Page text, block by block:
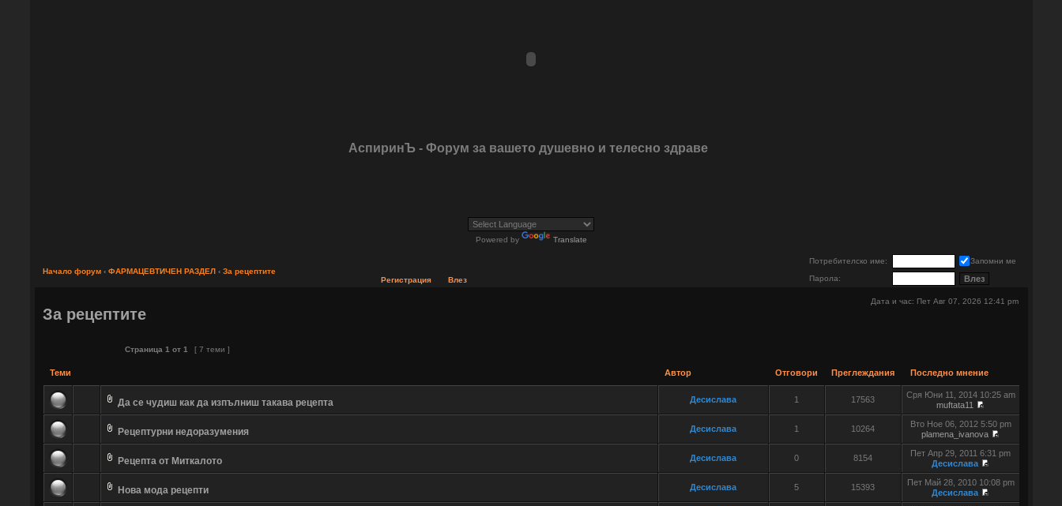
АспиринЪ - Форум за вашето душевно и телесно здраве
Powered by Translate
Потребителско име:
Запомни ме
Парола:
Начало форум ‹ ФАРМАЦЕВТИЧЕН РАЗДЕЛ ‹ За рецептите
Регистрация
Влез
Дата и час: Пет Авг 07, 2026 12:41 pm
За рецептите
Страница 1 от 1 [ 7 теми ]
Теми Автор Отговори Преглеждания Последно мнение
Да се чудиш как да изпълниш такава рецепта Десислава 1 17563
Сря Юни 11, 2014 10:25 am
muftata11
Рецептурни недоразумения Десислава 1 10264
Вто Ное 06, 2012 5:50 pm
plamena_ivanova
Рецепта от Миткалото Десислава 0 8154
Пет Апр 29, 2011 6:31 pm
Десислава
Нова мода рецепти Десислава 5 15393
Пет Май 28, 2010 10:08 pm
Десислава